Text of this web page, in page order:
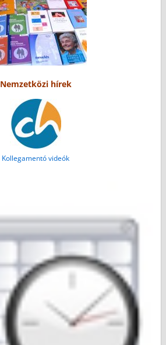
Nemzetközi hírek
Kollegamentó videók